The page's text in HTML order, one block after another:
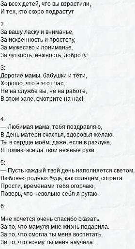
За всех детей, что вы взрастили,
И тех, кто скоро подрастут
2:
За вашу ласку и вниманье,
За искренность и простоту,
За мужество и пониманье,
За чуткость, нежность, доброту.
3:
Дорогие мамы, бабушки и тёти,
Хорошо, что в этот час,
Не на службе вы, не на работе,
В этом зале, смотрите на нас!
4:
— Любимая мама, тебя поздравляю,
В День матери счастья, здоровья желаю.
Ты в сердце моём, даже, если в разлуке,
Я помню всегда твои нежные руки.
5:
— Пусть каждый твой день наполняется светом,
Любовью родных будь, как солнцем, согрета.
Прости, временами тебя огорчаю,
Поверь, что невольно себя я ругаю.
6:
Мне хочется очень спасибо сказать,
За то, что мамуля мне жизнь подарила.
За то, что смогла ты меня воспитать.
За то, что всему ты меня научила.